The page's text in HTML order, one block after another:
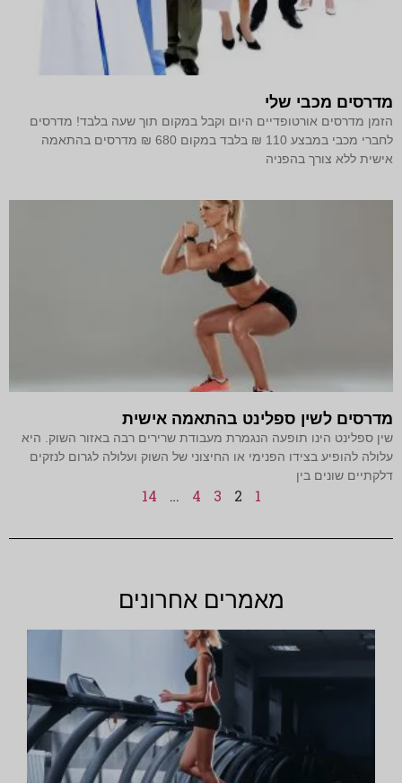
מדרסים מכבי שלי
הזמן מדרסים אורטופדיים היום וקבל במקום תוך שעה בלבד! מדרסים
לחברי מכבי במבצע 110 ₪ בלבד במקום 680 ₪ מדרסים בהתאמה
אישית ללא צורך בהפניה
מדרסים לשין ספלינט בהתאמה אישית
שין ספלינט הינו תופעה הנגמרת מעבודת שרירים רבה באזור השוק. היא
עלולה להופיע בצידו הפנימי או החיצוני של השוק ועלולה לגרום לנזקים
דלקתיים שונים בין
1
2
3
4
…
14
מאמרים אחרונים